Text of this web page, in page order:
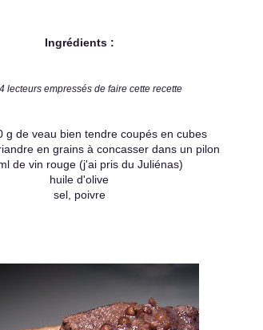
Ingrédients :
lecteurs empressés de faire cette recette
g de veau bien tendre coupés en cubes
en grains à concasser dans un pilon
de vin rouge (j'ai pris du Juliénas)
huile d'olive
sel, poivre